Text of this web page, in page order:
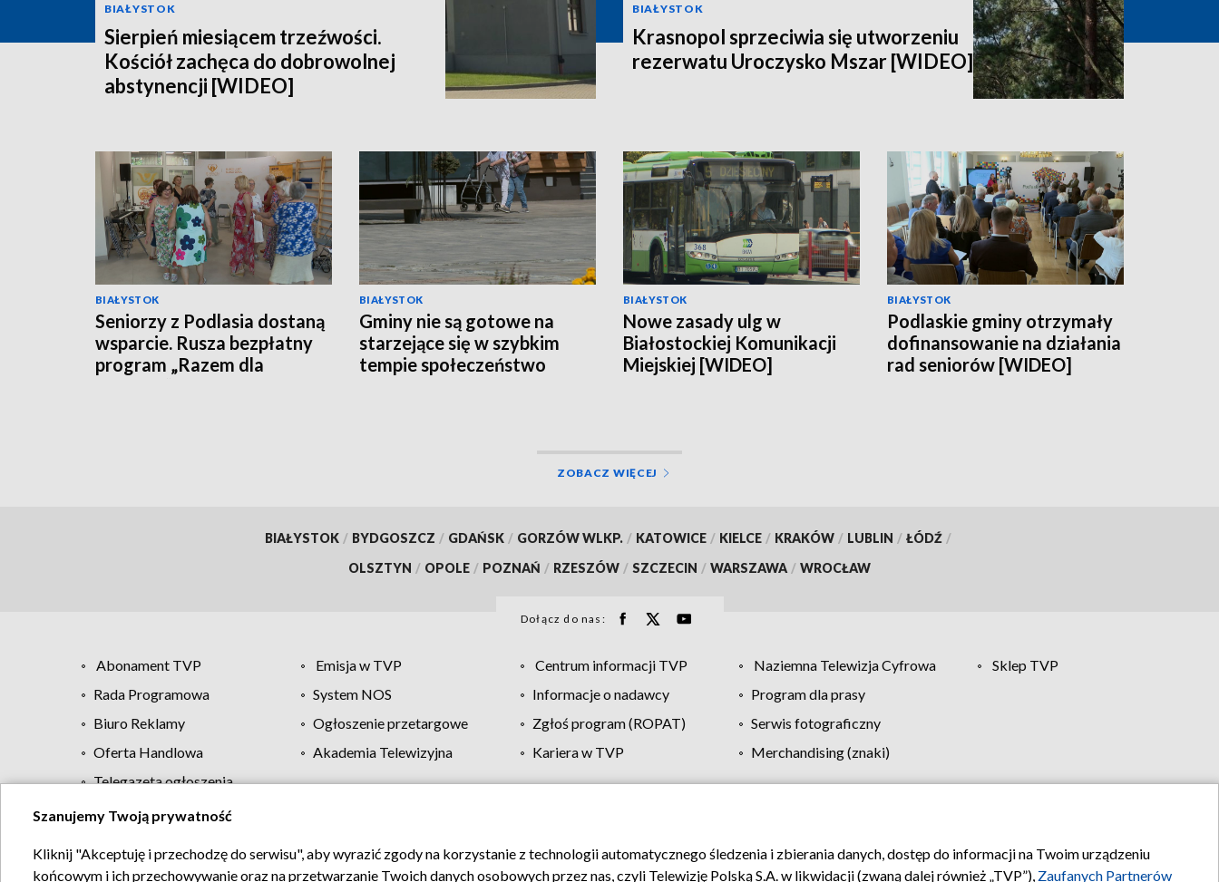
BIAŁYSTOK
Sierpień miesiącem trzeźwości.
Kościół zachęca do dobrowolnej
abstynencji [WIDEO]
BIAŁYSTOK
Krasnopol sprzeciwia się utworzeniu
rezerwatu Uroczysko Mszar [WIDEO]
BIAŁYSTOK
Seniorzy z Podlasia dostaną
wsparcie. Rusza bezpłatny
program „Razem dla
BIAŁYSTOK
Gminy nie są gotowe na
starzejące się w szybkim
tempie społeczeństwo
BIAŁYSTOK
Nowe zasady ulg w
Białostockiej Komunikacji
Miejskiej [WIDEO]
BIAŁYSTOK
Podlaskie gminy otrzymały
dofinansowanie na działania
rad seniorów [WIDEO]
ZOBACZ WIĘCEJ
BIAŁYSTOK / BYDGOSZCZ / GDAŃSK / GORZÓW WLKP. / KATOWICE / KIELCE / KRAKÓW / LUBLIN / ŁÓDŹ /
OLSZTYN / OPOLE / POZNAŃ / RZESZÓW / SZCZECIN / WARSZAWA / WROCŁAW
Dołącz do nas:
Abonament TVP Emisja w TVP Centrum informacji TVP Naziemna Telewizja Cyfrowa
Sklep TVP
Rada Programowa
System NOS Informacje o nadawcy
Program dla prasy
Biuro Reklamy
Ogłoszenie przetargowe Zgłoś program (ROPAT)
Serwis fotograficzny
Oferta Handlowa
Akademia Telewizyjna Kariera w TVP
Merchandising (znaki)
Telegazeta ogłoszenia
Regulamin TVP Polityka prywatności Moje zgody Pomoc Biuro reklamy Kontakt
Szanujemy Twoją prywatność
Kliknij "Akceptuję i przechodzę do serwisu", aby wyrazić zgody na korzystanie z technologii automatycznego śledzenia i zbierania danych, dostęp do informacji na Twoim urządzeniu
końcowym i ich przechowywanie oraz na przetwarzanie Twoich danych osobowych przez nas, czyli Telewizję Polską S.A. w likwidacji (zwaną dalej również „TVP”), Zaufanych Partnerów